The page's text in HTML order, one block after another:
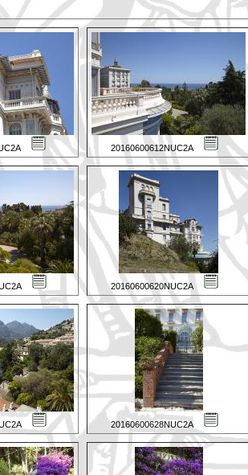
20160600612NUC2A
20160600620NUC2A
20160600628NUC2A